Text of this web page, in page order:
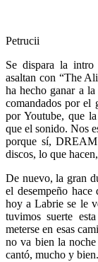
Petrucii
Se dispara la intro
asaltan con “The
ha hecho ganar a
comandados por el
por Youtube, que
que el sonido. Nos
porque sí,
discos, lo que
De nuevo, la gran
el desempeño
hoy a Labrie se le
tuvimos suerte
meterse en esas
no va bien la noche
cantó, mucho y bien.